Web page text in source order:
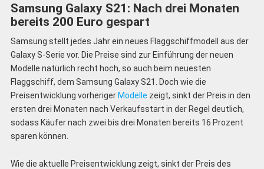
Samsung Galaxy S21: Nach drei Monaten
bereits 200 Euro gespart
Samsung stellt jedes Jahr ein neues Flaggschiffmodell aus der
Galaxy S-Serie vor. Die Preise sind zur Einführung der neuen
Modelle natürlich recht hoch, so auch beim neuesten
Flaggschiff, dem Samsung Galaxy S21. Doch wie die
Preisentwicklung vorheriger Modelle zeigt, sinkt der Preis in den
ersten drei Monaten nach Verkaufsstart in der Regel deutlich,
sodass Käufer nach zwei bis drei Monaten bereits 16 Prozent
sparen können.
Wie die aktuelle Preisentwicklung zeigt, sinkt der Preis des